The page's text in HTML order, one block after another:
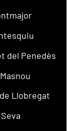
del Penedès
Llobregat
Seva